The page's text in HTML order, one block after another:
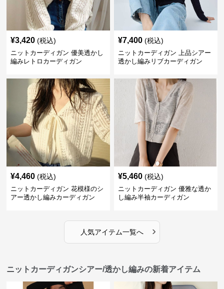
¥3,420 (税込)
ニットカーディガン 優美透かし
編みレトロカーディガン
¥7,400 (税込)
ニットカーディガン 上品シアー
透かし編みリブカーディガン
¥4,460 (税込)
ニットカーディガン 花模様のシ
アー透かし編みカーディガン
¥5,460 (税込)
ニットカーディガン 優雅な透か
し編み半袖カーディガン
人気アイテム一覧へ ›
ニットカーディガンシアー/透かし編みの新着アイテム